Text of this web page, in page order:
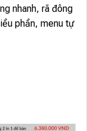
nhanh, rã đông
phần, menu tự